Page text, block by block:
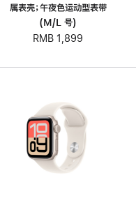
属表壳；午夜色运动型表带
(M/L 号)
RMB 1,899